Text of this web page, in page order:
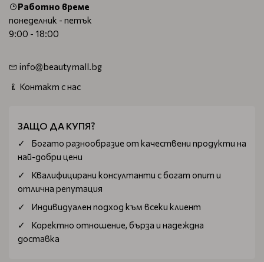
Работно време
понеделник - петък
9:00 - 18:00
info@beautymall.bg
Контакт с нас
ЗАЩО ДА КУПЯ?
Богатo разнообразие от качествени продукти на
най-добри цени
Квалифицирани консултанти с богат опит и
отлична репутация
Индивидуален подход към всеки клиент
Коректно отношение, бърза и надеждна
доставка